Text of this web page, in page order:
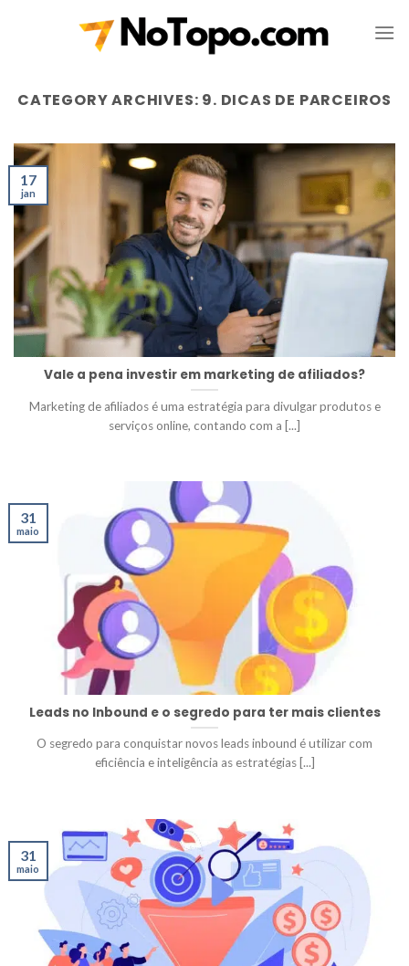
CATEGORY ARCHIVES: 9. DICAS DE PARCEIROS
Vale a pena investir em marketing de afiliados?
Marketing de afiliados é uma estratégia para divulgar produtos e
serviços online, contando com a [...]
17
jan
Leads no Inbound e o segredo para ter mais clientes
O segredo para conquistar novos leads inbound é utilizar com
eficiência e inteligência as estratégias [...]
31
maio
31
maio